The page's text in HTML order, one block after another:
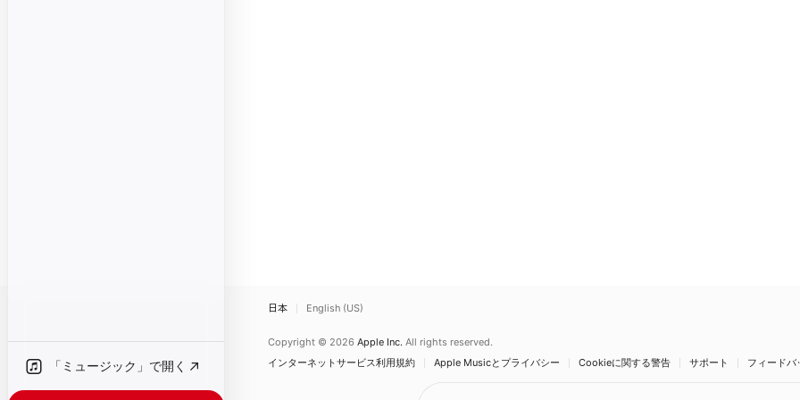
「ミュージック」で開く
日本 English (US)
Copyright © 2026 Apple Inc. All rights reserved.
インターネットサービス利用規約
Apple Musicとプライバシー Cookieに関する警告 サポート フィードバ